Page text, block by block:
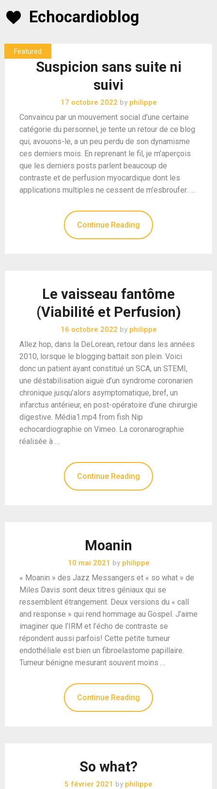
Echocardioblog
Suspicion sans suite ni
suivi
17 octobre 2022 byphilippe
Convaincu par un mouvement social d’une certaine
catégorie du personnel, je tente un retour de ce blog
qui, avouons-le, a un peu perdu de son dynamisme
ces derniers mois. En reprenant le fil, je m’aperçois
que les derniers posts parlent beaucoup de
contraste et de perfusion myocardique dont les
applications multiples ne cessent de m’esbroufer. …
Continue Reading
Le vaisseau fantôme
(Viabilité et Perfusion)
16 octobre 2022 byphilippe
Allez hop, dans la DeLorean, retour dans les années
2010, lorsque le blogging battait son plein. Voici
donc un patient ayant constitué un SCA, un STEMI,
une déstabilisation aiguë d’un syndrome coronarien
chronique jusqu’alors asymptomatique, bref, un
infarctus antérieur, en post-opératoire d’une chirurgie
digestive. Média1.mp4 from fish Nip
echocardiographie on Vimeo. La coronarographie
réalisée à …
Continue Reading
Moanin
10 mai 2021 byphilippe
« Moanin » des Jazz Messangers et « so what » de
Miles Davis sont deux titres géniaux qui se
ressemblent étrangement. Deux versions du « call
and response » qui rend hommage au Gospel. J’aime
imaginer que l’IRM et l’écho de contraste se
répondent aussi parfois! Cette petite tumeur
endothéliale est bien un fibroelastome papillaire.
Tumeur bénigne mesurant souvent moins …
Continue Reading
So what?
5 février 2021 by philippe